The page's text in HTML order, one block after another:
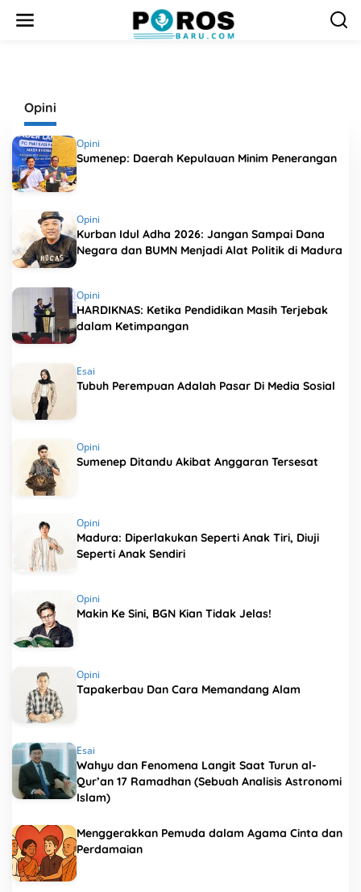
Opini
Opini
Sumenep: Daerah Kepulauan Minim Penerangan
Opini
Kurban Idul Adha 2026: Jangan Sampai Dana
Negara dan BUMN Menjadi Alat Politik di Madura
Opini
HARDIKNAS: Ketika Pendidikan Masih Terjebak
dalam Ketimpangan
Esai
Tubuh Perempuan Adalah Pasar Di Media Sosial
Opini
Sumenep Ditandu Akibat Anggaran Tersesat
Opini
Madura: Diperlakukan Seperti Anak Tiri, Diuji
Seperti Anak Sendiri
Opini
Makin Ke Sini, BGN Kian Tidak Jelas!
Opini
Tapakerbau Dan Cara Memandang Alam
Esai
Wahyu dan Fenomena Langit Saat Turun al-
Qur’an 17 Ramadhan (Sebuah Analisis Astronomi
Islam)
Menggerakkan Pemuda dalam Agama Cinta dan
Perdamaian